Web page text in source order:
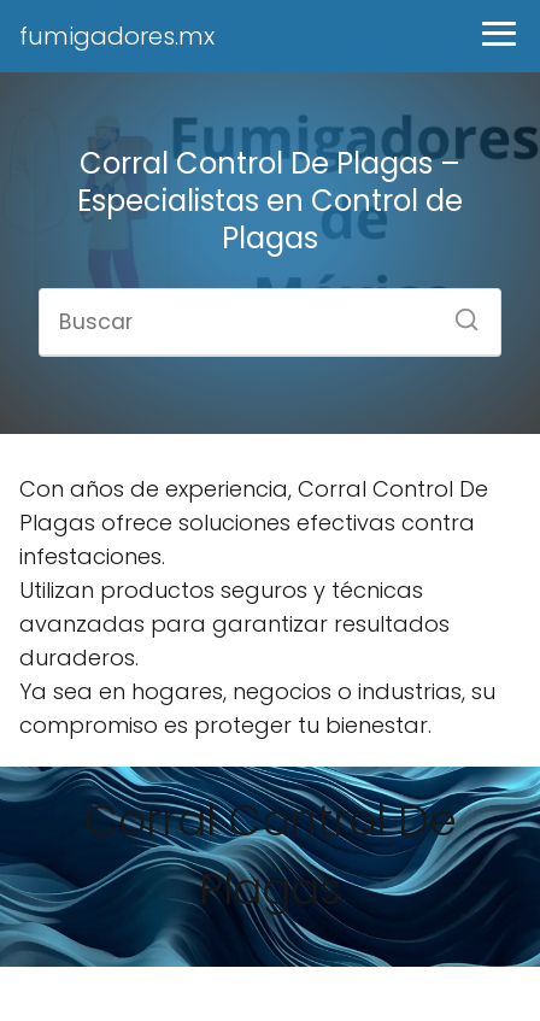
fumigadores.mx
Corral Control De Plagas –
Especialistas en Control de
Plagas
Con años de experiencia, Corral Control De
Plagas ofrece soluciones efectivas contra
infestaciones.
Utilizan productos seguros y técnicas
avanzadas para garantizar resultados
duraderos.
Ya sea en hogares, negocios o industrias, su
compromiso es proteger tu bienestar.
Corral Control De
Plagas